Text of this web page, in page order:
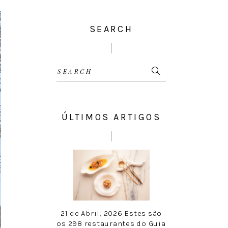
SEARCH
Search
for:
ÚLTIMOS ARTIGOS
21 de Abril, 2026 Estes são
os 298 restaurantes do Guia